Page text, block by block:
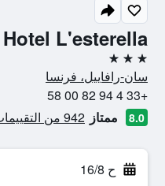
L'esterella
3 نجوم
سان-رافاييل، فرنسا
+33 4 94 82 00 58
8.0 ممتاز 942 من التقييمات تم التحقق منها
ح 16/8